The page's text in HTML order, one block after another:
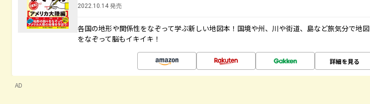
2022.10.14 発売
各国の地形や関係性をなぞって学ぶ新しい地図本！国境や州、川や街道、島など旅気分で地図
をなぞって脳もイキイキ！
詳細を見る
AD